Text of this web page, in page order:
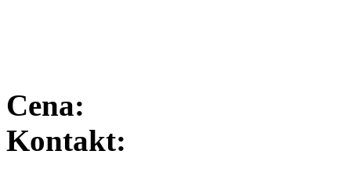
Cena:
Kontakt: